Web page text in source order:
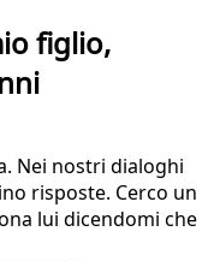
figlio,
Nei nostri dialoghi
risposte. Cerco un
lui dicendomi che